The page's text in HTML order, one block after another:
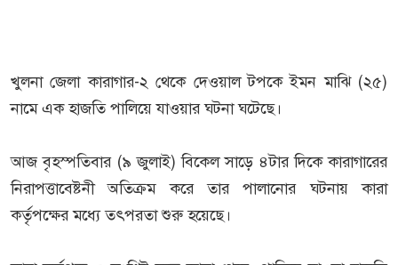
খুলনা জেলা কারাগার-২ থেকে দেওয়াল টপকে ইমন মাঝি (২৫)
নামে এক হাজতি পালিয়ে যাওয়ার ঘটনা ঘটেছে।
আজ বৃহস্পতিবার (৯ জুলাই) বিকেল সাড়ে ৪টার দিকে কারাগারের
নিরাপত্তাবেষ্টনী অতিক্রম করে তার পালানোর ঘটনায় কারা
কর্তৃপক্ষের মধ্যে তৎপরতা শুরু হয়েছে।